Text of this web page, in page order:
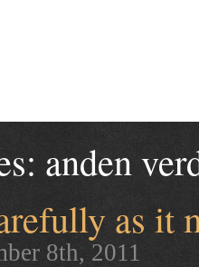
anden
as it
8th, 2011